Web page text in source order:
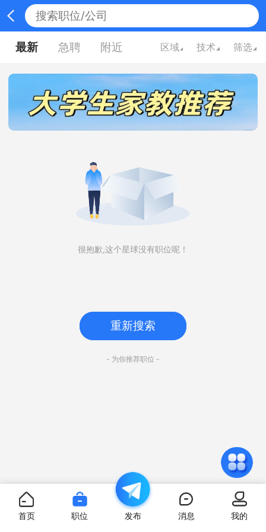
最新 急聘 附近 区域 技术 筛选
很抱歉,这个星球没有职位呢！
重新搜索
- 为你推荐职位 -
首页 职位 发布 消息 我的